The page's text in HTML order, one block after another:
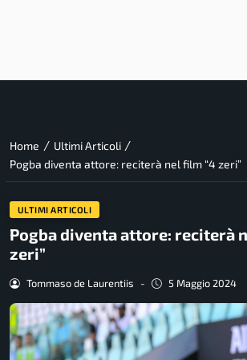
Home / Ultimi Articoli /
Pogba diventa attore: reciterà nel film “4 zeri”
ULTIMI ARTICOLI
Pogba diventa attore: reciterà
zeri”
Tommaso de Laurentiis - 5 Maggio 2024